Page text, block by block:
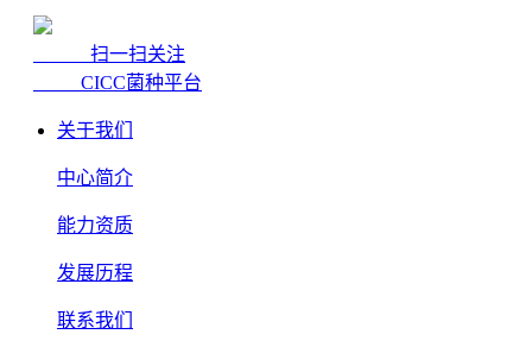
扫一扫关注
CICC菌种平台
关于我们
中心简介
能力资质
发展历程
联系我们